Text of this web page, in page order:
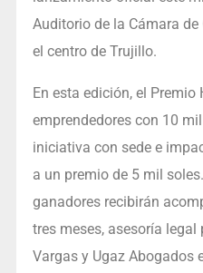
Auditorio de la Cámara
el centro de Trujillo.
En esta edición, el
emprendedores con 10
iniciativa con sede e
a un premio de 5 mil
ganadores recibirán
tres meses, asesoría legal
Vargas y Ugaz Abogados